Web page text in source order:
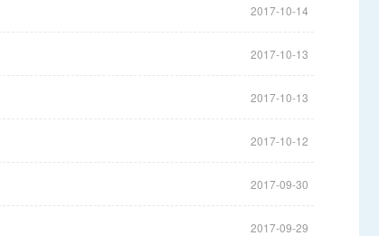
2017-10-14
2017-10-13
2017-10-13
2017-10-12
2017-09-30
2017-09-29